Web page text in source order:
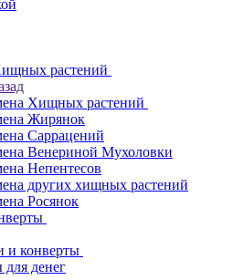
растений
Хищных растений
Жирянок
Саррацений
Венериной Мухоловки
Непентесов
других хищных растений
Росянок
и конверты
денег